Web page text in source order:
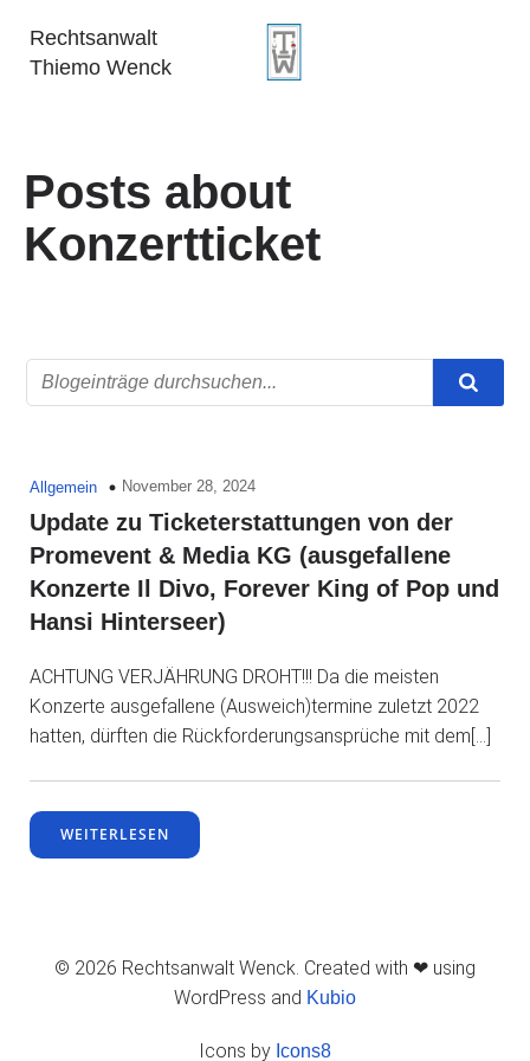
Rechtsanwalt
Thiemo Wenck
Posts about
Konzertticket
Allgemein November 28, 2024
Update zu Ticketerstattungen von der
Promevent & Media KG (ausgefallene
Konzerte Il Divo, Forever King of Pop und
Hansi Hinterseer)
ACHTUNG VERJÄHRUNG DROHT!!! Da die meisten
Konzerte ausgefallene (Ausweich)termine zuletzt 2022
hatten, dürften die Rückforderungsansprüche mit dem[…]
WEITERLESEN
© 2026 Rechtsanwalt Wenck. Created with ❤ using
WordPress and Kubio
Icons by Icons8